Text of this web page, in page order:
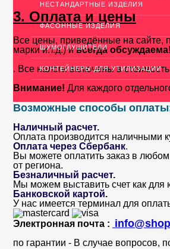
НЕСТАНДАРТНЫЕ ИЗДЕЛИЯ
ФАСОННЫЕ ИЗДЕЛИЯ
ШУМОГЛУШИТЕЛИ
КОНТЕЙНЕРЫ ДЛЯ УТИЛИЗАЦИИ
3. Оплата и цены
Все цены, приведённые на сайте,
марки и.т.д.) ивсегда обсуждаема!
. Все налоги включены в
Внимание! Для каждого
Возможные способы
Наличный расчет.
Оплата производится наличными
Оплата через Сбербанк.
Вы можете оплатить заказ в
от региона.
Безналичный расчет.
Мы можем выставить счет как для
Банковской картой.
У нас имеется терминал для
Электронная почта :
по гарантии - В случае вопросов,